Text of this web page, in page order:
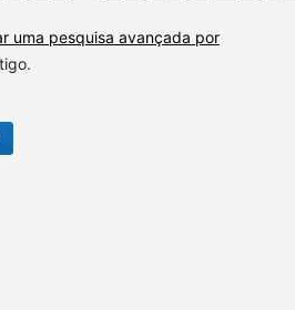
uma pesquisa avançada por